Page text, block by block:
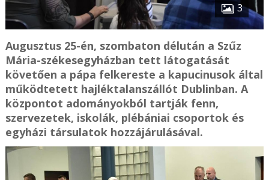
3
Augusztus 25-én, szombaton délután a Szűz
Mária-székesegyházban tett látogatását
követően a pápa felkereste a kapucinusok által
működtetett hajléktalanszállót Dublinban. A
központot adományokból tartják fenn,
szervezetek, iskolák, plébániai csoportok és
egyházi társulatok hozzájárulásával.